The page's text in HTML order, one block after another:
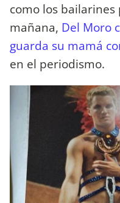
como los
mañana, Del Moro
guarda su mamá
en el periodismo.